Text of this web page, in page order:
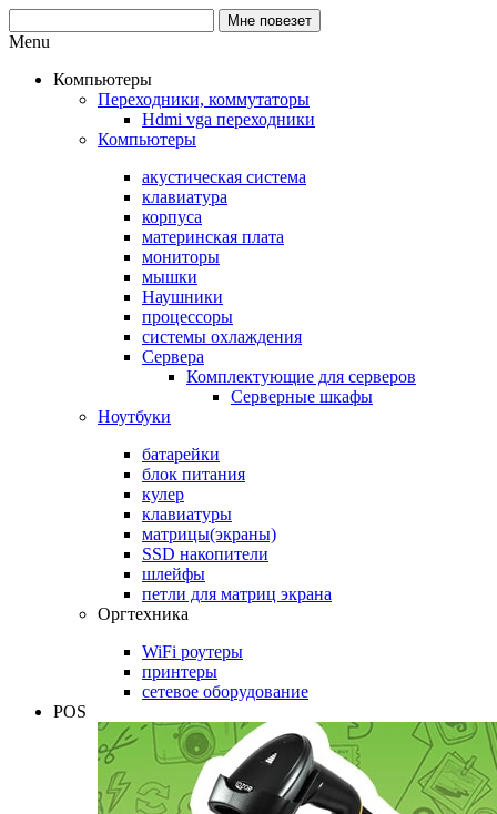
Menu
Компьютеры
Переходники, коммутаторы
Hdmi vga переходники
Компьютеры
акустическая система
клавиатура
корпуса
материнская плата
мониторы
мышки
Наушники
процессоры
системы охлаждения
Сервера
Комплектующие для серверов
Серверные шкафы
Ноутбуки
батарейки
блок питания
кулер
клавиатуры
матрицы(экраны)
SSD накопители
шлейфы
петли для матриц экрана
Оргтехника
WiFi роутеры
принтеры
сетевое оборудование
POS